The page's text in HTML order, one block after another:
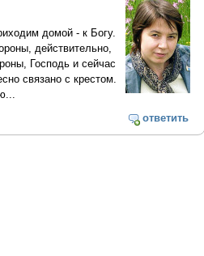
домой - к Богу.
действительно,
Господь и сейчас
связано с крестом.
ответить